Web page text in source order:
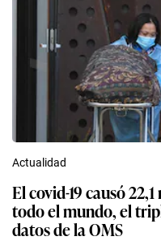
Actualidad
El covid-19 causó
todo el mundo, el
datos de la OMS